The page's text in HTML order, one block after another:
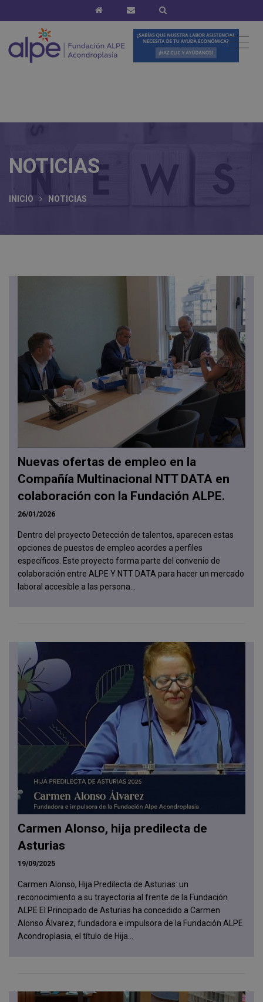
NOTICIAS
INICIO NOTICIAS
Nuevas ofertas de empleo en la
Compañía Multinacional NTT DATA en
colaboración con la Fundación ALPE.
26/01/2026
Dentro del proyecto Detección de talentos, aparecen estas
opciones de puestos de empleo acordes a perfiles
específicos. Este proyecto forma parte del convenio de
colaboración entre ALPE Y NTT DATA para hacer un mercado
laboral accesible a las persona...
Carmen Alonso, hija predilecta de
Asturias
19/09/2025
Carmen Alonso, Hija Predilecta de Asturias: un
reconocimiento a su trayectoria al frente de la Fundación
ALPE El Principado de Asturias ha concedido a Carmen
Alonso Álvarez, fundadora e impulsora de la Fundación ALPE
Acondroplasia, el título de Hija...